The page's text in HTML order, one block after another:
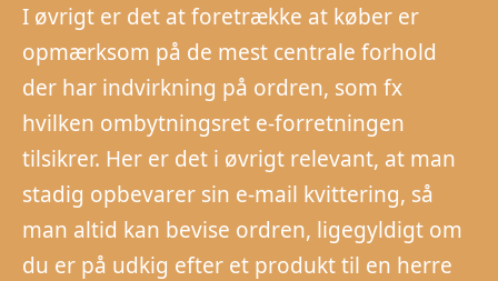
I øvrigt er det at foretrække at køber er
opmærksom på de mest centrale forhold
der har indvirkning på ordren, som fx
hvilken ombytningsret e-forretningen
tilsikrer. Her er det i øvrigt relevant, at man
stadig opbevarer sin e-mail kvittering, så
man altid kan bevise ordren, ligegyldigt om
du er på udkig efter et produkt til en herre